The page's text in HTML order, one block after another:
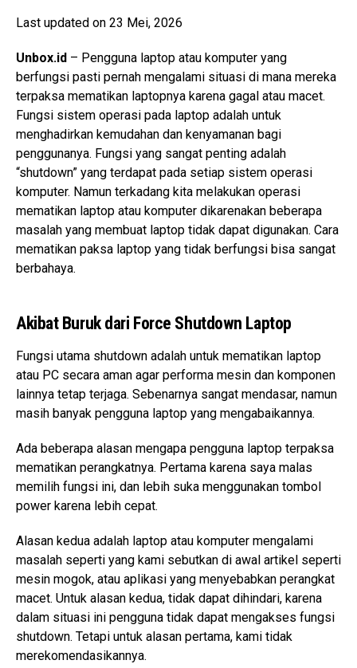
Last updated on 23 Mei, 2026
Unbox.id – Pengguna laptop atau komputer yang
berfungsi pasti pernah mengalami situasi di mana mereka
terpaksa mematikan laptopnya karena gagal atau macet.
Fungsi sistem operasi pada laptop adalah untuk
menghadirkan kemudahan dan kenyamanan bagi
penggunanya. Fungsi yang sangat penting adalah
“shutdown” yang terdapat pada setiap sistem operasi
komputer. Namun terkadang kita melakukan operasi
mematikan laptop atau komputer dikarenakan beberapa
masalah yang membuat laptop tidak dapat digunakan. Cara
mematikan paksa laptop yang tidak berfungsi bisa sangat
berbahaya.
Akibat Buruk dari Force Shutdown Laptop
Fungsi utama shutdown adalah untuk mematikan laptop
atau PC secara aman agar performa mesin dan komponen
lainnya tetap terjaga. Sebenarnya sangat mendasar, namun
masih banyak pengguna laptop yang mengabaikannya.
Ada beberapa alasan mengapa pengguna laptop terpaksa
mematikan perangkatnya. Pertama karena saya malas
memilih fungsi ini, dan lebih suka menggunakan tombol
power karena lebih cepat.
Alasan kedua adalah laptop atau komputer mengalami
masalah seperti yang kami sebutkan di awal artikel seperti
mesin mogok, atau aplikasi yang menyebabkan perangkat
macet. Untuk alasan kedua, tidak dapat dihindari, karena
dalam situasi ini pengguna tidak dapat mengakses fungsi
shutdown. Tetapi untuk alasan pertama, kami tidak
merekomendasikannya.